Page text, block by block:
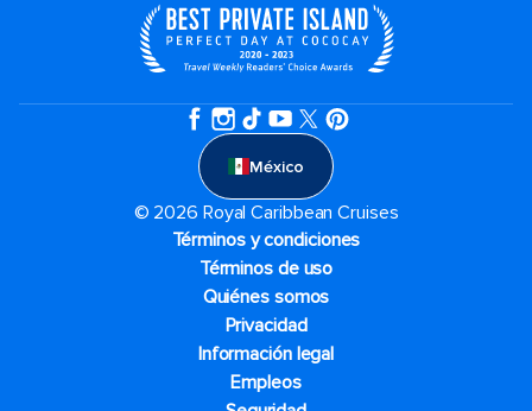
México
© 2026 Royal Caribbean Cruises
Términos y condiciones
Términos de uso
Quiénes somos
Privacidad
Información legal
Empleos